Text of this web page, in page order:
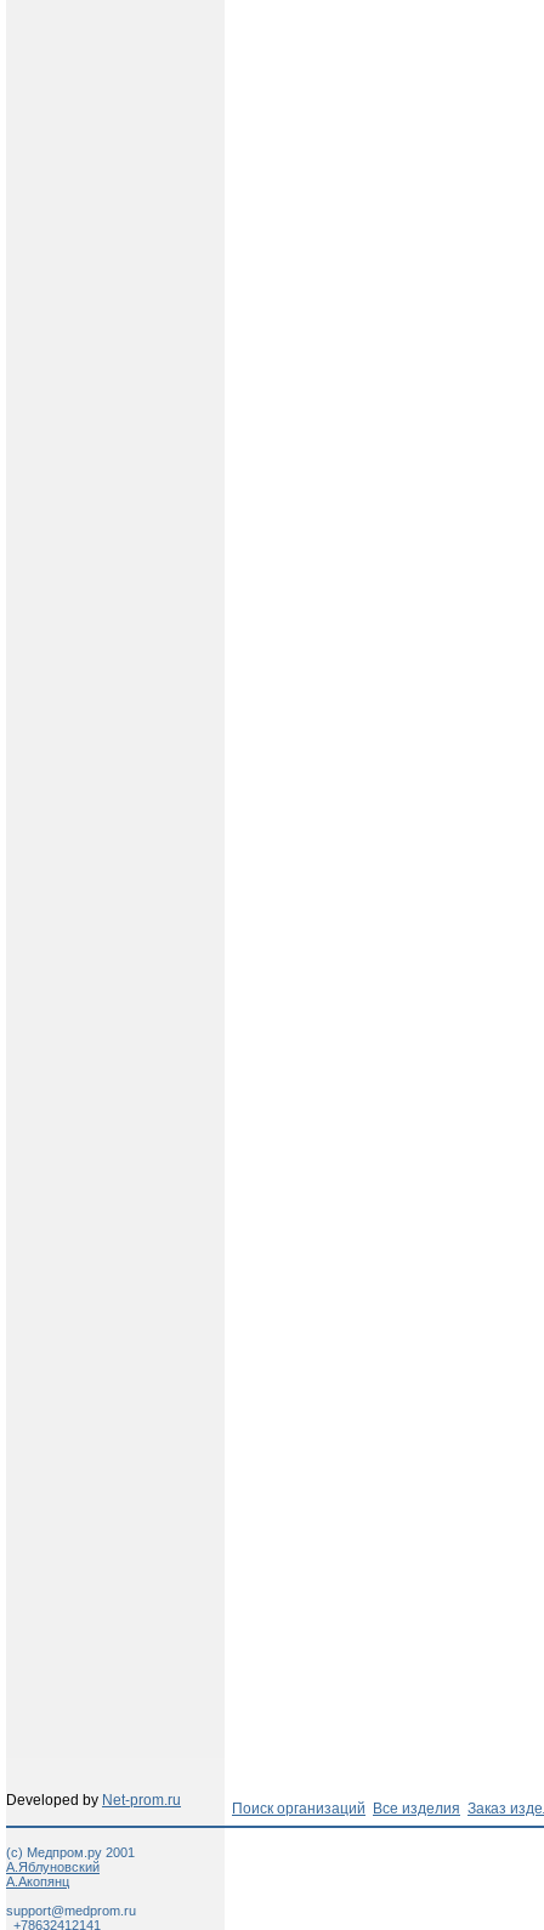
Developed by Net-prom.ru Поиск организаций Все изделия Заказ
(c) Медпром.ру 2001
А.Яблуновский
А.Акопянц
support@medprom.ru
+78632412141